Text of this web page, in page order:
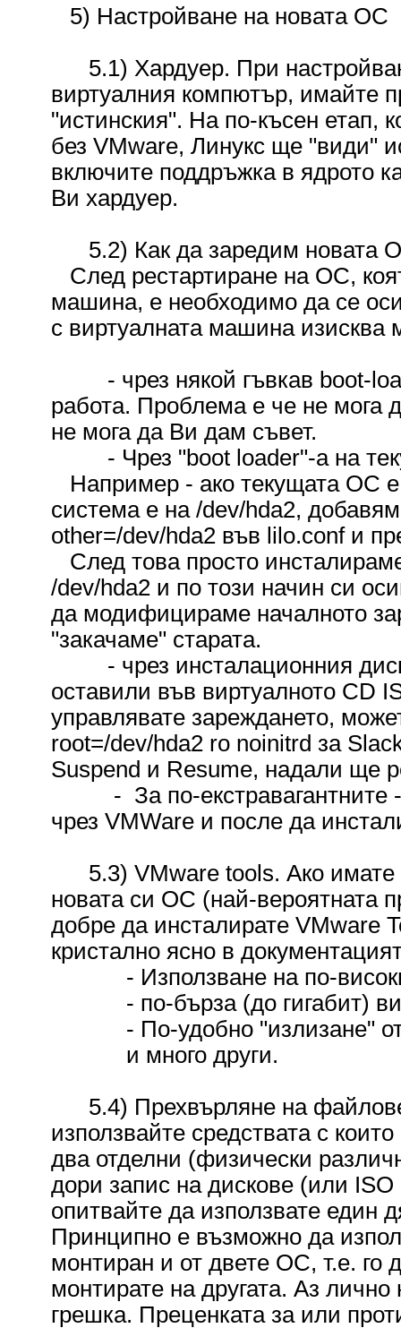
5) Настройване на новата ОС
5.1) Хардуер. При
виртуалния компютър, имайте
"истинския". На по-късен етап,
без VMware, Линукс ще "види"
включите поддръжка в ядрото
Ви хардуер.
5.2) Как да заредим новата
След рестартиране на ОС,
машина, е необходимо да се
с виртуалната машина изисква
- чрез някой гъвкав boot-
работа. Проблема е че не мога
не мога да Ви дам съвет.
- Чрез "boot loader"-а на
Например - ако текущата ОС е
система е на /dev/hda2,
other=/dev/hda2 във lilo.conf и
След това просто
/dev/hda2 и по този начин си
да модифицираме началното
"закачаме" старата.
- чрез инсталационния диск
оставили във виртуалното CD
управлявате зареждането,
root=/dev/hda2 ro noinitrd за
Suspend и Resume, надали ще
- За по-екстравагантните -
чрез VMWare и после да
5.3) VMware tools. Ако имате
новата си ОС (най-вероятната
добре да инсталирате VMware
кристално ясно в
- Използване на по-високи
- по-бърза (до гигабит)
- По-удобно "излизане" от
и много други.
5.4) Прехвърляне на
използвайте средствата с
два отделни (физически
дори запис на дискове (или
опитвайте да използвате един
Принципно е възможно да
монтиран и от двете ОС, т.е. го
монтирате на другата. Аз
грешка. Преценката за или